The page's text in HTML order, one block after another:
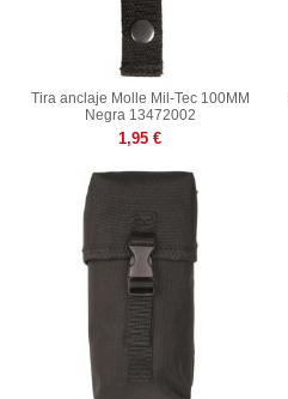
Tira anclaje Molle Mil-Tec 100MM
Negra 13472002
1,95 €